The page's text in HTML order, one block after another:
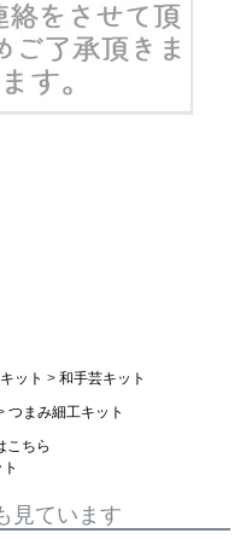
ット
和手芸キット
つまみ細工キット
こちら
見ています